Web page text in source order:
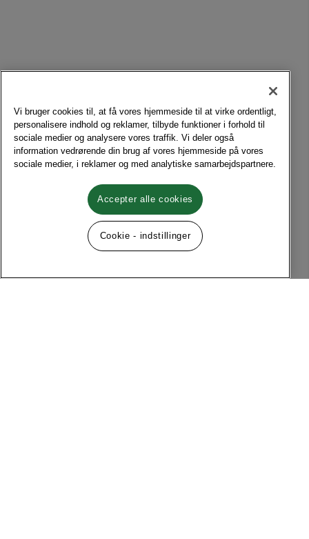
Vi bruger cookies til, at få vores hjemmeside til at virke ordentligt,
personalisere indhold og reklamer, tilbyde funktioner i forhold til
sociale medier og analysere vores traffik. Vi deler også
information vedrørende din brug af vores hjemmeside på vores
sociale medier, i reklamer og med analytiske samarbejdspartnere.
Accepter alle cookies
Cookie - indstillinger